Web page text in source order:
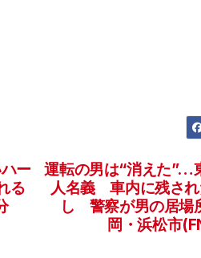
運転の男は“消えた”…
人名義 車内に残さ
し 警察が男の居
岡・浜松市
ー
る